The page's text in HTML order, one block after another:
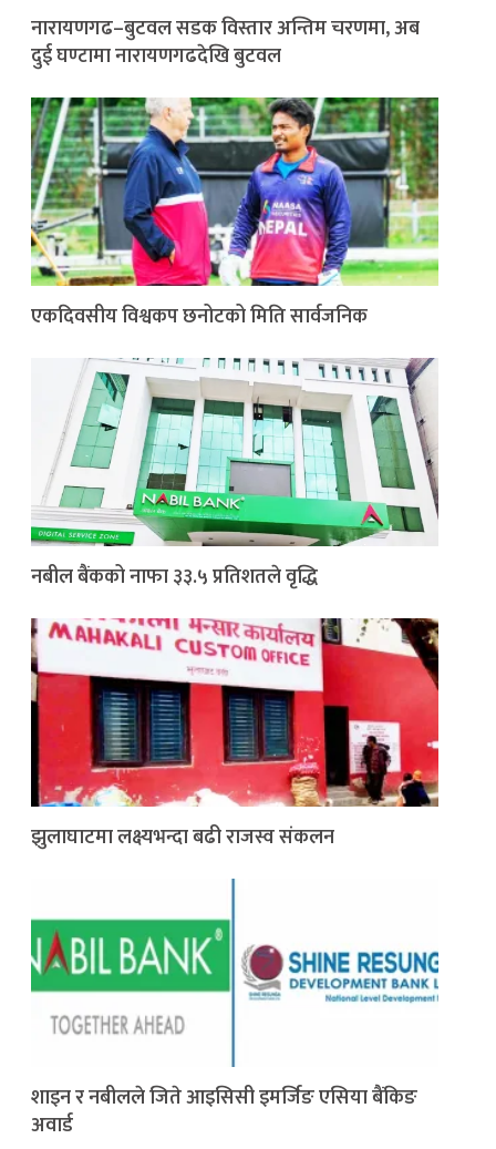
नारायणगढ–बुटवल सडक विस्तार अन्तिम चरणमा, अब
दुई घण्टामा नारायणगढदेखि बुटवल
एकदिवसीय विश्वकप छनोटको मिति सार्वजनिक
नबील बैंकको नाफा ३३.५ प्रतिशतले वृद्धि
झुलाघाटमा लक्ष्यभन्दा बढी राजस्व संकलन
शाइन र नबीलले जिते आइसिसी इमर्जिङ एसिया बैंकिङ
अवार्ड